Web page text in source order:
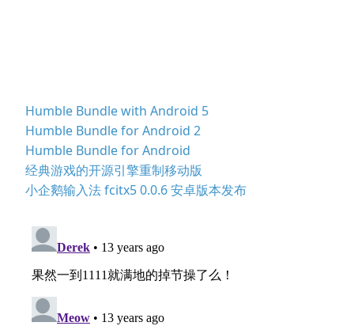
Humble Bundle with Android 5
Humble Bundle for Android 2
Humble Bundle for Android
经典游戏的开源引擎重制移动版
小企鹅输入法 fcitx5 0.0.6 安卓版本发布